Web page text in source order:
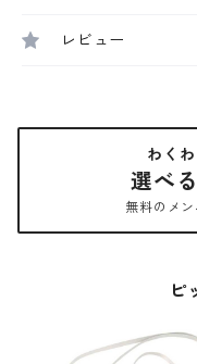
レビュー
わく
選べ
無料のメ
ピ